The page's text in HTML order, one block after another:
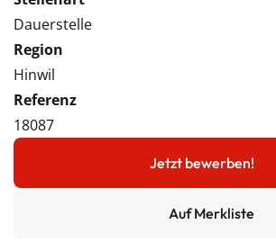
Dauerstelle
Region
Hinwil
Referenz
18087
Jetzt bewerben!
Auf Merkliste